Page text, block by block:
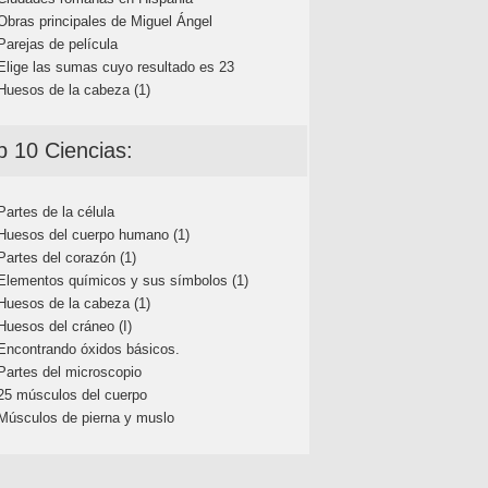
principales de Miguel Ángel
de película
las sumas cuyo resultado es 23
de la cabeza (1)
10 Ciencias:
de la célula
del cuerpo humano (1)
del corazón (1)
químicos y sus símbolos (1)
de la cabeza (1)
del cráneo (I)
óxidos básicos.
del microscopio
músculos del cuerpo
de pierna y muslo